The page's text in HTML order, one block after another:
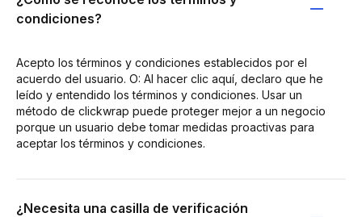
condiciones?
Acepto los términos y condiciones establecidos por el
acuerdo del usuario. O: Al hacer clic aquí, declaro que he
leído y entendido los términos y condiciones. Usar un
método de clickwrap puede proteger mejor a un negocio
porque un usuario debe tomar medidas proactivas para
aceptar los términos y condiciones.
¿Necesita una casilla de verificación